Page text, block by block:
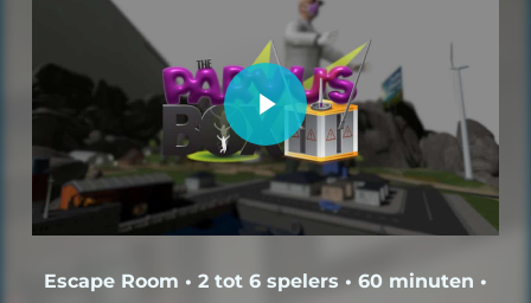
Video afspelen
Escape Room • 2 tot 6 spelers • 60 minuten •